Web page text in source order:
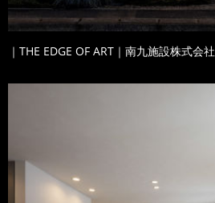
｜THE EDGE OF ART｜南九施設株式会社